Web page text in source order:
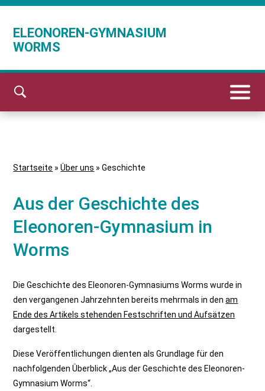
ELEONOREN-GYMNASIUM
WORMS
Startseite »Über uns »Geschichte
Aus der Geschichte des
Eleonoren-Gymnasium in
Worms
Die Geschichte des Eleonoren-Gymnasiums Worms wurde in
den vergangenen Jahrzehnten bereits mehrmals in denam
Ende des Artikels stehenden Festschriften und Aufsätzen
dargestellt.
Diese Veröffentlichungen dienten als Grundlage für den
nachfolgenden Überblick „Aus der Geschichte des Eleonoren-
Gymnasium Worms“.